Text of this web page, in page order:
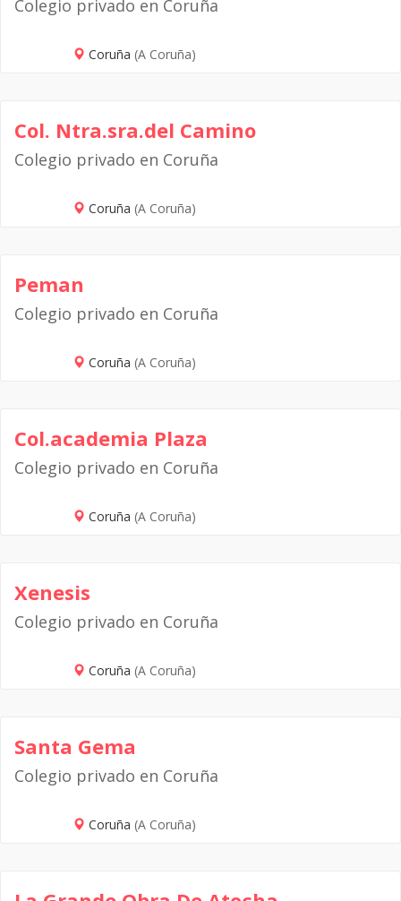
Colegio privado en Coruña
Coruña (A Coruña)
Col. Ntra.sra.del Camino
Colegio privado en Coruña
Coruña (A Coruña)
Peman
Colegio privado en Coruña
Coruña (A Coruña)
Col.academia Plaza
Colegio privado en Coruña
Coruña (A Coruña)
Xenesis
Colegio privado en Coruña
Coruña (A Coruña)
Santa Gema
Colegio privado en Coruña
Coruña (A Coruña)